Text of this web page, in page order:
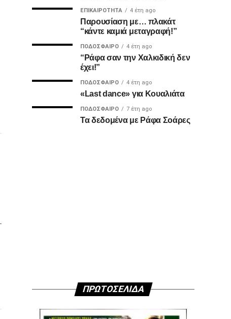
ΕΠΙΚΑΙΡΌΤΗΤΑ 4 έτη ago
Παρουσίαση με… πλακάτ
“κάντε καμιά μεταγραφή!”
ΠΟΔΌΣΦΑΙΡΟ 4 έτη ago
“Ράφα σαν την Χαλκιδική δεν
έχει!”
ΠΟΔΌΣΦΑΙΡΟ 4 έτη ago
«Last dance» για Κουαλιάτα
ΠΟΔΌΣΦΑΙΡΟ 7 έτη ago
Τα δεδομένα με Ράφα Σοάρες
ΠΡΩΤΟΣΕΛΙΔΑ